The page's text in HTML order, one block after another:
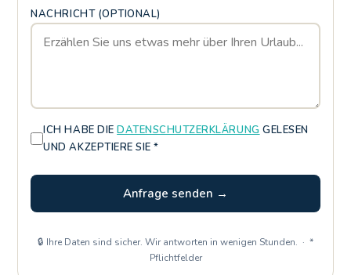
NACHRICHT (OPTIONAL)
ICH HABE DIEDATENSCHUTZERKLÄRUNG GELESEN
UND AKZEPTIERE SIE *
Anfrage senden →
🔒 Ihre Daten sind sicher. Wir antworten in wenigen Stunden. · *
Pflichtfelder